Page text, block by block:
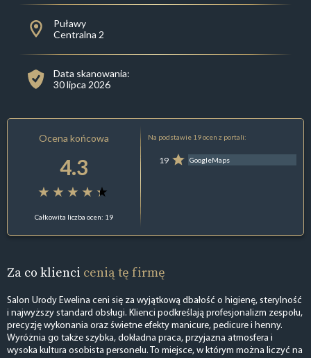
Puławy
Centralna 2
Data skanowania:
30 lipca 2026
Ocena końcowa
4.3
Całkowita liczba ocen: 19
Na podstawie 19 ocen z portali:
19 GoogleMaps
Za co klienci cenią tę firmę
Salon Urody Ewelina ceni się za wyjątkową dbałość o higienę, sterylność
i najwyższy standard obsługi. Klienci podkreślają profesjonalizm zespołu,
precyzję wykonania oraz świetne efekty manicure, pedicure i henny.
Wyróżnia go także szybka, dokładna praca, przyjazna atmosfera i
wysoka kultura osobista personelu. To miejsce, w którym można liczyć na